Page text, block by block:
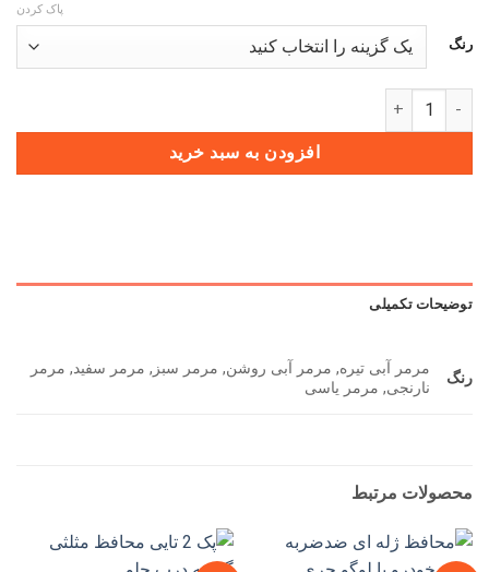
رنگ
پاک کردن
کاور ریموت مرمر تیگو 7 IE عدد
افزودن به سبد خرید
توضیحات تکمیلی
رنگ
مرمر آبی تیره, مرمر آبی روشن, مرمر سبز, مرمر سفید, مرمر
نارنجی, مرمر یاسی
محصولات مرتبط